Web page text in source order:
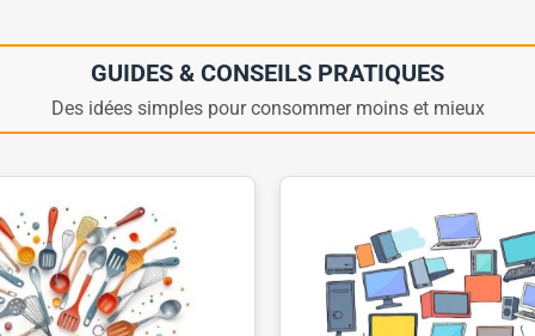
GUIDES & CONSEILS PRATIQUES
Des idées simples pour consommer moins et mieux